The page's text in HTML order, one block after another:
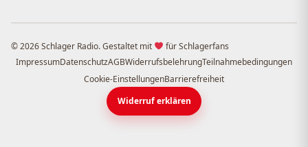
© 2026 Schlager Radio. Gestaltet mit
für Schlagerfans
ImpressumDatenschutzAGBWiderrufsbelehrungTeilnahmebedingungen
Cookie-EinstellungenBarrierefreiheit
Widerruf erklären